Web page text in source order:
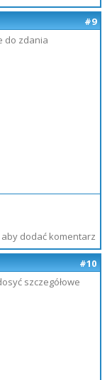
#9
do zdania
aby dodać komentarz
#10
szczegółowe